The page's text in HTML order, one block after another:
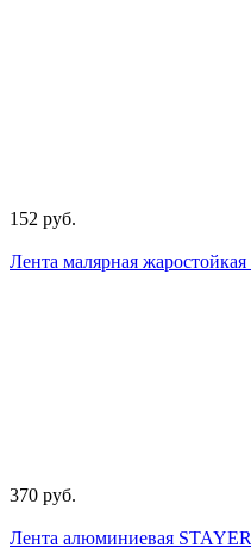
152 руб.
Лента малярная
370 руб.
Лента алюминиевая